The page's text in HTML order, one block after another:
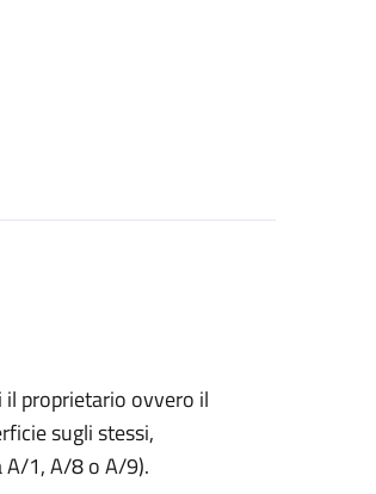
proprietario ovvero il
sugli stessi,
A/1, A/8 o A/9).